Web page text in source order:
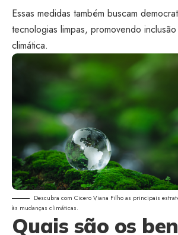
Essas medidas também buscam
tecnologias limpas, promovendo
climática.
Descubra com Cicero Viana Filho as principais
às mudanças climáticas.
Quais são os